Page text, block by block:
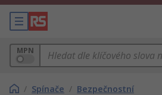
MPN
/ Spínače / Bezpečnostní